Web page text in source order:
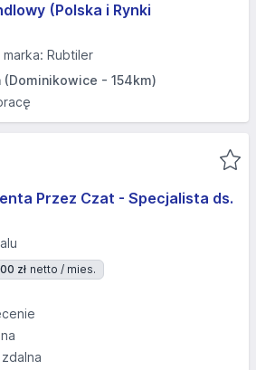
(Polska i Rynki
Rubtiler
(Dominikowice - 154km)
Przez Czat - Specjalista ds.
zł netto / mies.